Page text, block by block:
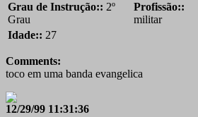
Grau de Instrução:: 2º
Grau
Profissão::
militar
Idade:: 27
Comments:
toco em uma banda evangelica
12/29/99 11:31:36